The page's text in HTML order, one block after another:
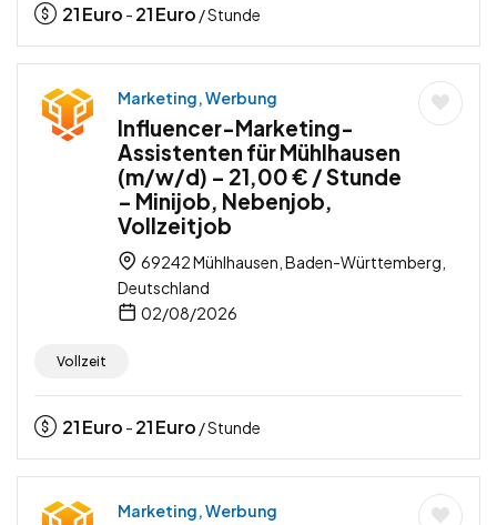
21Euro - 21Euro / Stunde
Marketing, Werbung
Influencer-Marketing-
Assistenten für Mühlhausen
(m/w/d) – 21,00 € / Stunde
– Minijob, Nebenjob,
Vollzeitjob
69242 Mühlhausen, Baden-Württemberg,
Deutschland
02/08/2026
Vollzeit
21Euro - 21Euro / Stunde
Marketing, Werbung